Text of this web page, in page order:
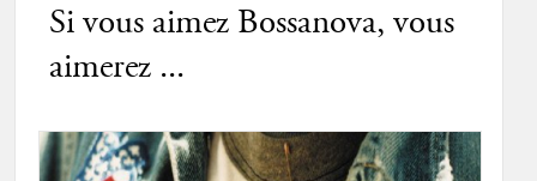
Si vous aimez Bossanova, vous
aimerez ...